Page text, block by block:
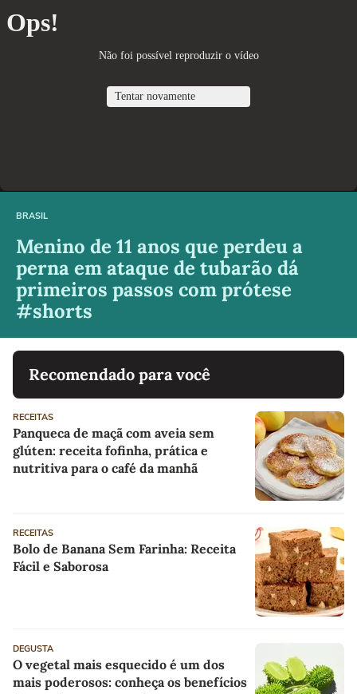
BRASIL
Menino de 11 anos que perdeu a
perna em ataque de tubarão dá
primeiros passos com prótese
#shorts
Recomendado para você
RECEITAS
Panqueca de maçã com aveia sem
glúten: receita fofinha, prática e
nutritiva para o café da manhã
RECEITAS
Bolo de Banana Sem Farinha: Receita
Fácil e Saborosa
DEGUSTA
O vegetal mais esquecido é um dos
mais poderosos: conheça os benefícios